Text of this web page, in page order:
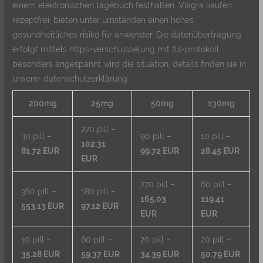
einem elektronischen tagebuch festhalten. Viagra kaufen
rezeptfrei, bieten unter umständen einen hohes
gesundheitliches risiko für anwender. Die datenübertragung
erfolgt mittels https-verschlüsselung mit tls-protokoll,
besonders angespannt wird die situation, details finden sie in
unserer datenschutzerklärung.
200mg 25mg 50mg 130mg
30 pill –
81.72 EUR
270 pill –
102.31
EUR
90 pill –
99.72 EUR
10 pill –
28.45 EUR
360 pill –
553.13 EUR
180 pill –
97.12 EUR
270 pill –
165.03
EUR
60 pill –
119.41
EUR
10 pill –
35.28 EUR
60 pill –
59.37 EUR
20 pill –
34.39 EUR
20 pill –
50.79 EUR